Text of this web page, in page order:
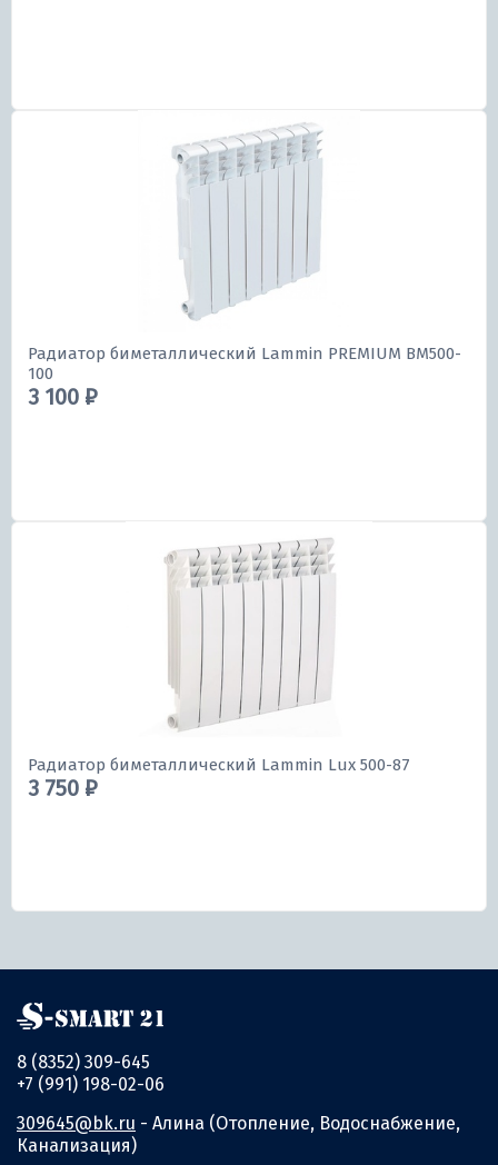
Радиатор биметаллический Lammin PREMIUM BM500-
100
3 100 ₽
Радиатор биметаллический Lammin Lux 500-87
3 750 ₽
8 (8352) 309-645
+7 (991) 198-02-06
309645@bk.ru - Алина (Отопление, Водоснабжение,
Канализация)